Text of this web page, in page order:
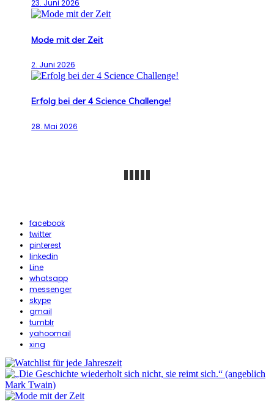
23. Juni 2026
Mode mit der Zeit
2. Juni 2026
Erfolg bei der 4 Science Challenge!
28. Mai 2026
facebook
twitter
pinterest
linkedin
Line
whatsapp
messenger
skype
gmail
tumblr
yahoomail
xing